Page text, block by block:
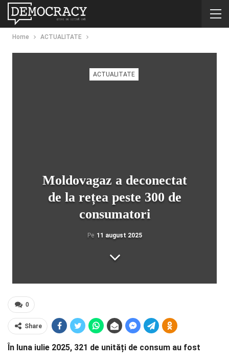
Home ACTUALITATE
ACTUALITATE
Moldovagaz a deconectat
de la rețea peste 300 de
consumatori
Pe 11 august 2025
0
Share
În luna iulie 2025, 321 de unități de consum au fost